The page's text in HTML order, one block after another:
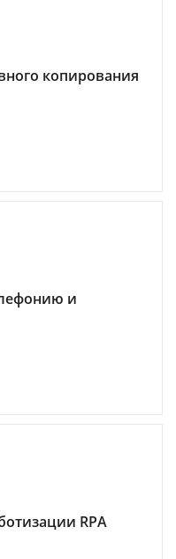
копирования
и
RPA